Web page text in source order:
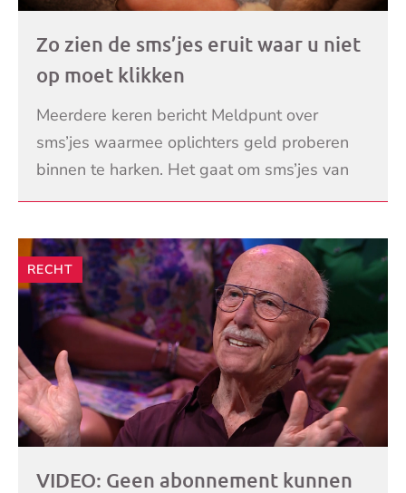
Zo zien de sms’jes eruit waar u niet
op moet klikken
Meerdere keren bericht Meldpunt over
sms’jes waarmee oplichters geld proberen
binnen te harken. Het gaat om sms’jes van
zogenaamd de Belastingdienst of een bank.
LEES VERDER
RECHT
VIDEO: Geen abonnement kunnen